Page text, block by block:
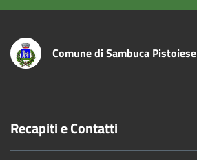
Comune di Sambuca Pistoiese
Recapiti e Contatti